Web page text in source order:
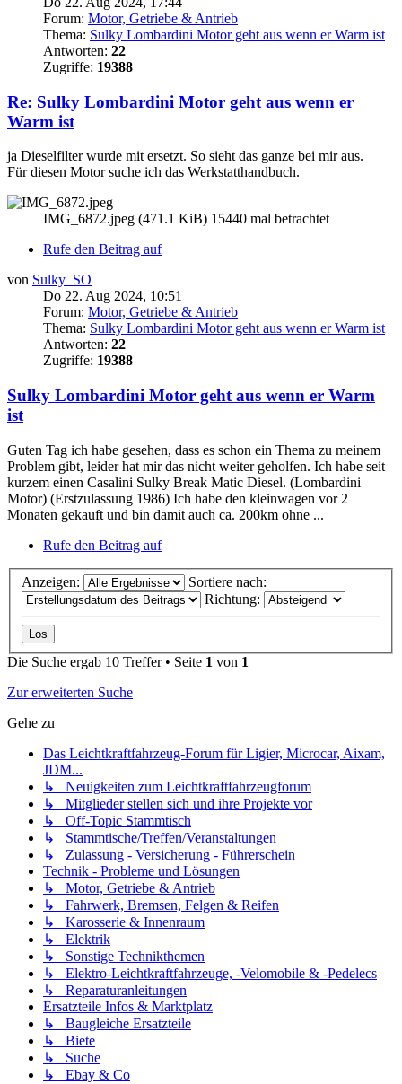
Forum: Motor, Getriebe & Antrieb
Thema: Sulky Lombardini Motor geht aus wenn er Warm ist
Antworten: 22
Zugriffe: 19388
Re: Sulky Lombardini Motor geht aus wenn er
Warm ist
ja Dieselfilter wurde mit ersetzt. So sieht das ganze bei mir aus.
Für diesen Motor suche ich das Werkstatthandbuch.
IMG_6872.jpeg (471.1 KiB) 15440 mal betrachtet
Rufe den Beitrag auf
von Sulky_SO
Do 22. Aug 2024, 10:51
Forum: Motor, Getriebe & Antrieb
Thema: Sulky Lombardini Motor geht aus wenn er Warm ist
Antworten: 22
Zugriffe: 19388
Sulky Lombardini Motor geht aus wenn er Warm
ist
Guten Tag ich habe gesehen, dass es schon ein Thema zu meinem
Problem gibt, leider hat mir das nicht weiter geholfen. Ich habe seit
kurzem einen Casalini Sulky Break Matic Diesel. (Lombardini
Motor) (Erstzulassung 1986) Ich habe den kleinwagen vor 2
Monaten gekauft und bin damit auch ca. 200km ohne ...
Rufe den Beitrag auf
Anzeigen:
Sortiere nach:
Richtung:
Die Suche ergab 10 Treffer • Seite 1 von 1
Zur erweiterten Suche
Gehe zu
Das Leichtkraftfahrzeug-Forum für Ligier, Microcar, Aixam,
JDM...
↳ Neuigkeiten zum Leichtkraftfahrzeugforum
↳ Mitglieder stellen sich und ihre Projekte vor
↳ Off-Topic Stammtisch
↳ Stammtische/Treffen/Veranstaltungen
↳ Zulassung - Versicherung - Führerschein
Technik - Probleme und Lösungen
↳ Motor, Getriebe & Antrieb
↳ Fahrwerk, Bremsen, Felgen & Reifen
↳ Karosserie & Innenraum
↳ Elektrik
↳ Sonstige Technikthemen
↳ Elektro-Leichtkraftfahrzeuge, -Velomobile & -Pedelecs
↳ Reparaturanleitungen
Ersatzteile Infos & Marktplatz
↳ Baugleiche Ersatzteile
↳ Biete
↳ Suche
↳ Ebay & Co